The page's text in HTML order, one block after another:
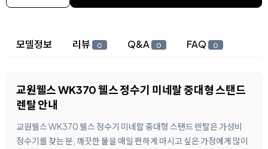
상세 정보
모델정보 리뷰 0 Q&A 0 FAQ 0
교원웰스 WK370 웰스 정수기 미네랄 중대형 스탠드
렌탈 안내
교원웰스 WK370 웰스 정수기 미네랄 중대형 스탠드 렌탈은 가성비
정수기를 찾는 분, 깨끗한 물을 매일 편하게 마시고 싶은 가정에게 많이